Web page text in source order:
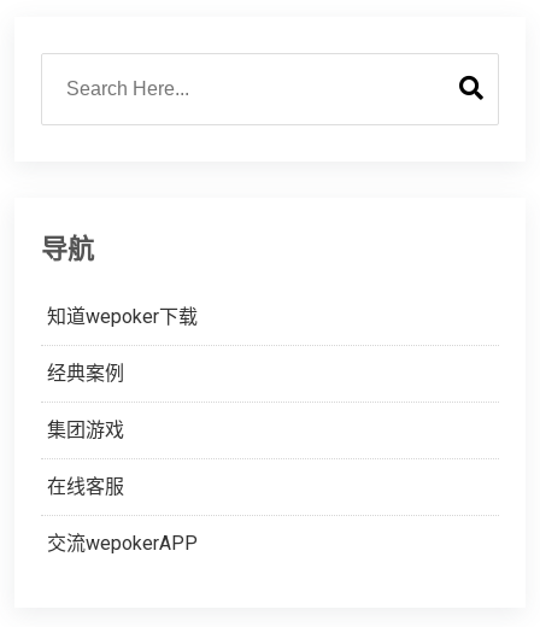
导航
知道wepoker下载
经典案例
集团游戏
在线客服
交流wepokerAPP